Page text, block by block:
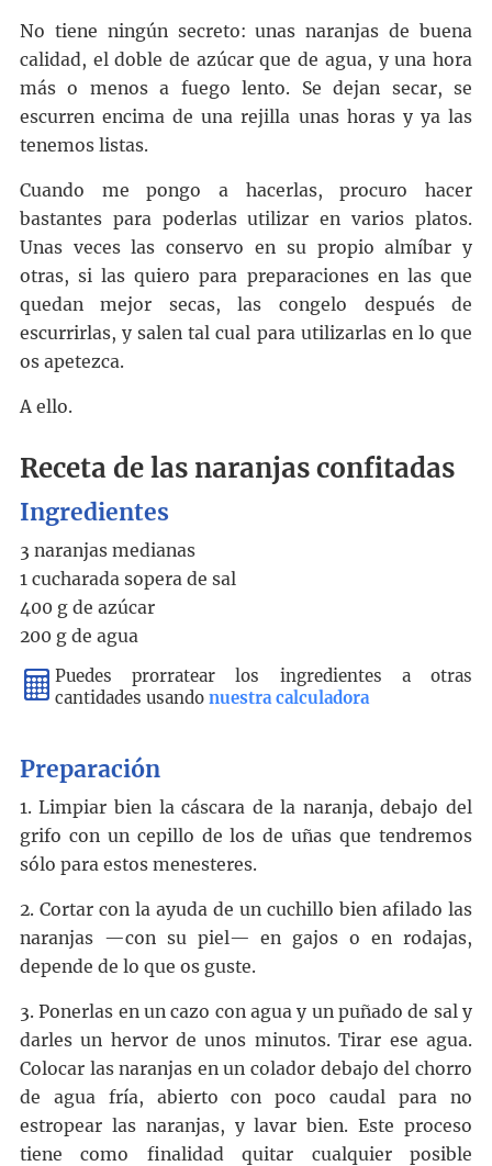
No tiene ningún secreto: unas naranjas de buena
calidad, el doble de azúcar que de agua, y una hora
más o menos a fuego lento. Se dejan secar, se
escurren encima de una rejilla unas horas y ya las
tenemos listas.
Cuando me pongo a hacerlas, procuro hacer
bastantes para poderlas utilizar en varios platos.
Unas veces las conservo en su propio almíbar y
otras, si las quiero para preparaciones en las que
quedan mejor secas, las congelo después de
escurrirlas, y salen tal cual para utilizarlas en lo que
os apetezca.
A ello.
Receta de las naranjas confitadas
Ingredientes
3 naranjas medianas
1 cucharada sopera de sal
400 g de azúcar
200 g de agua
Puedes prorratear los ingredientes a otras
cantidades usando nuestra calculadora
Preparación
1. Limpiar bien la cáscara de la naranja, debajo del
grifo con un cepillo de los de uñas que tendremos
sólo para estos menesteres.
2. Cortar con la ayuda de un cuchillo bien afilado las
naranjas —con su piel— en gajos o en rodajas,
depende de lo que os guste.
3. Ponerlas en un cazo con agua y un puñado de sal y
darles un hervor de unos minutos. Tirar ese agua.
Colocar las naranjas en un colador debajo del chorro
de agua fría, abierto con poco caudal para no
estropear las naranjas, y lavar bien. Este proceso
tiene como finalidad quitar cualquier posible